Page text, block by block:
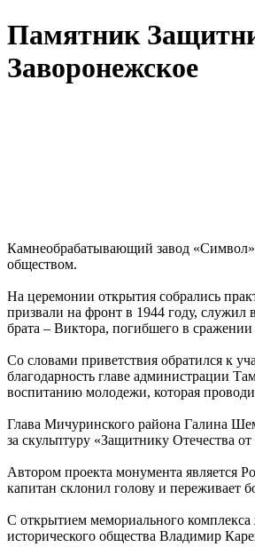
Памятник
Заворонежское
Камнеобрабатывающий завод «Символ»
обществом.
На церемонии открытия собрались
призвали на фронт в 1944 году,
брата – Виктора, погибшего в
Со словами приветствия обратился к
благодарность главе администрации
воспитанию молодежи, которая
Глава Мичуринского района Галина
за скульптуру «Защитнику Отечества
Автором проекта монумента является
капитан склонил голову и переживает
С открытием мемориального комплекса
исторического общества Владимир